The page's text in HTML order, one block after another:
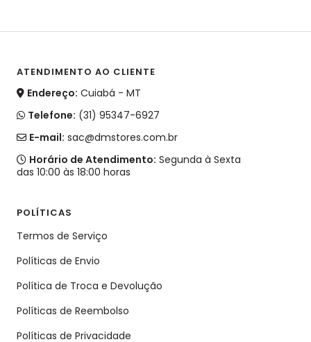
ATENDIMENTO AO CLIENTE
Endereço: Cuiabá - MT
Telefone: (31) 95347-6927
E-mail: sac@dmstores.com.br
Horário de Atendimento: Segunda à Sexta
das 10:00 às 18:00 horas
POLÍTICAS
Termos de Serviço
Políticas de Envio
Política de Troca e Devolução
Políticas de Reembolso
Políticas de Privacidade